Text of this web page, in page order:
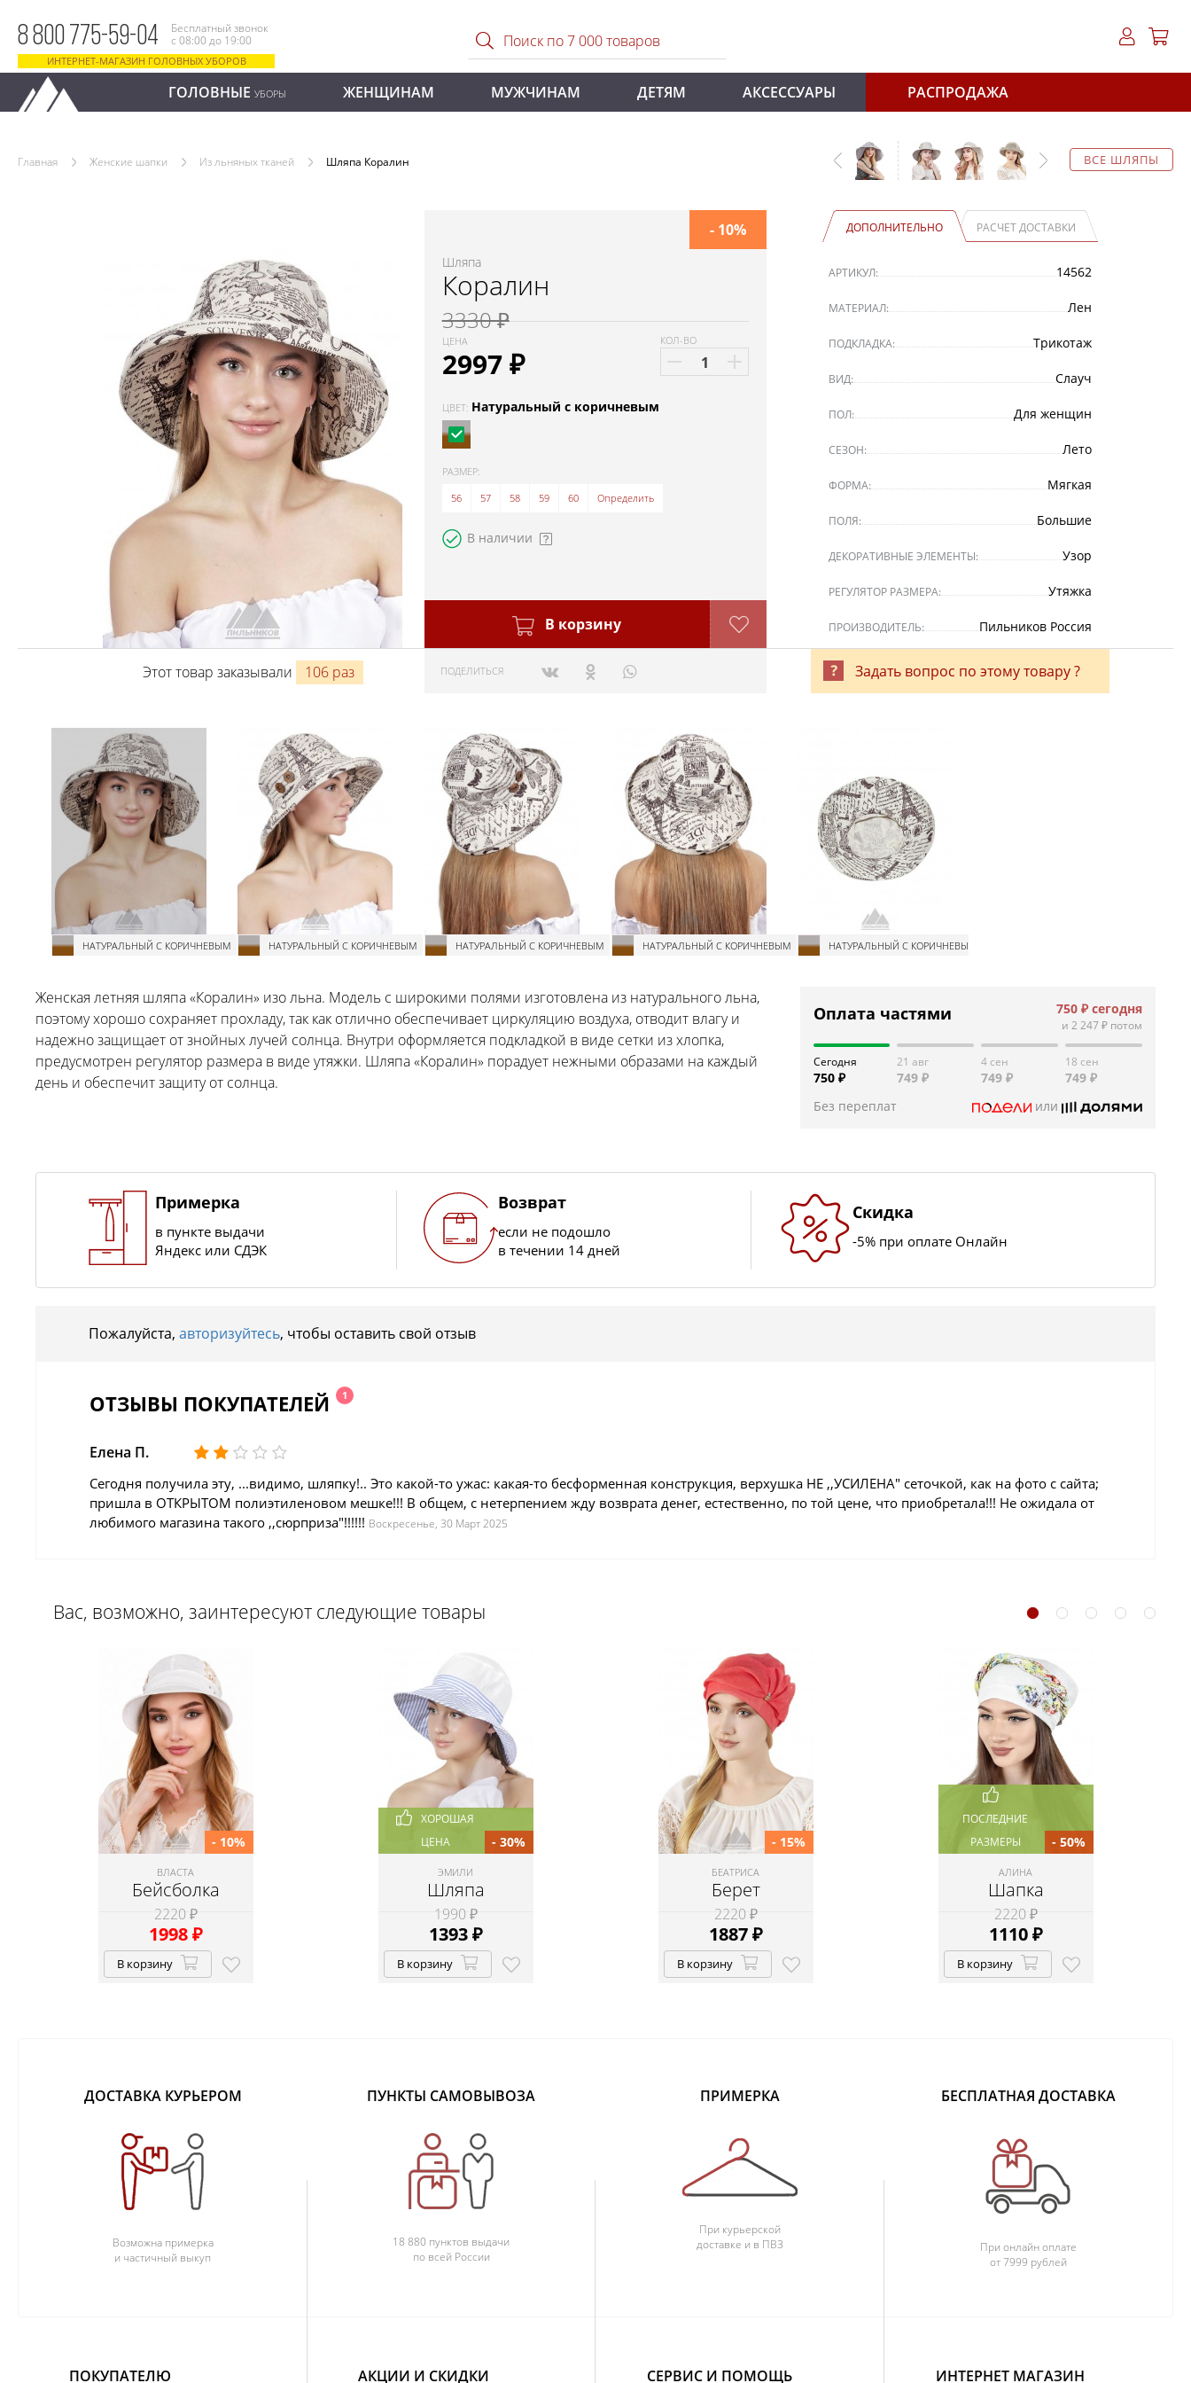
8 800 775-59-04
Бесплатный звонок
с 08:00 до 19:00
ИНТЕРНЕТ-МАГАЗИН ГОЛОВНЫХ УБОРОВ
ГОЛОВНЫЕ УБОРЫ ЖЕНЩИНАМ МУЖЧИНАМ ДЕТЯМ АКСЕССУАРЫ РАСПРОДАЖА
ВСЕ ШЛЯПЫ
Главная Женские шапки Из льняных тканей Шляпа Коралин
Шляпа
Коралин
3330 ₽
ЦЕНА
2997₽
- 10%
КОЛ-ВО
ЦВЕТ: Натуральный с коричневым
РАЗМЕР:
56
57 58 59 60 Определить
В наличии
В корзину
ПОДЕЛИТЬСЯ
ДОПОЛНИТЕЛЬНО РАСЧЕТ ДОСТАВКИ
АРТИКУЛ: 14562
МАТЕРИАЛ: Лен
ПОДКЛАДКА: Трикотаж
ВИД: Слауч
ПОЛ: Для женщин
СЕЗОН: Лето
ФОРМА: Мягкая
ПОЛЯ: Большие
ДЕКОРАТИВНЫЕ ЭЛЕМЕНТЫ: Узор
РЕГУЛЯТОР РАЗМЕРА: Утяжка
ПРОИЗВОДИТЕЛЬ: Пильников Россия
Этот товар заказывали 106 раз Задать вопрос по этому товару ?
НАТУРАЛЬНЫЙ С КОРИЧНЕВЫМ НАТУРАЛЬНЫЙ С КОРИЧНЕВЫМ НАТУРАЛЬНЫЙ С КОРИЧНЕВЫМ НАТУРАЛЬНЫЙ С КОРИЧНЕВЫМ НАТУРАЛЬНЫЙ С КОРИЧНЕВЫМ
Женская летняя шляпа «Коралин» изо льна. Модель с широкими полями изготовлена из натурального льна,
поэтому хорошо сохраняет прохладу, так как отлично обеспечивает циркуляцию воздуха, отводит влагу и
надежно защищает от знойных лучей солнца. Внутри оформляется подкладкой в виде сетки из хлопка,
предусмотрен регулятор размера в виде утяжки. Шляпа «Коралин» порадует нежными образами на каждый
день и обеспечит защиту от солнца.
Оплата частями 750 ₽сегодня
и 2 247 ₽потом
Сегодня
750 ₽
21 авг
749 ₽
4 сен
749 ₽
18 сен
749 ₽
Без переплат
или
Примерка
в пункте выдачи
Яндекс или СДЭК
Возврат
если не подошло
в течении 14 дней
Скидка
-5% при оплате Онлайн
Пожалуйста, авторизуйтесь, чтобы оставить свой отзыв
ОТЗЫВЫ ПОКУПАТЕЛЕЙ 1
Елена П.
Сегодня получила эту, ...видимо, шляпку!.. Это какой-то ужас: какая-то бесформенная конструкция, верхушка НЕ ,,УСИЛЕНА" сеточкой, как на фото с сайта;
пришла в ОТКРЫТОМ полиэтиленовом мешке!!! В общем, с нетерпением жду возврата денег, естественно, по той цене, что приобретала!!! Не ожидала от
любимого магазина такого ,,сюрприза"!!!!!! Воскресенье, 30 Март 2025
Вас, возможно, заинтересуют следующие товары
ВЛАСТА
Бейсболка
2220 ₽
1998₽
- 10%
В корзину
ХОРОШАЯ
ЦЕНА
ЭМИЛИ
Шляпа
1990 ₽
1393₽
- 30%
В корзину
БЕАТРИСА
Берет
2220 ₽
1887₽
- 15%
В корзину
ПОСЛЕДНИЕ
РАЗМЕРЫ
АЛИНА
Шапка
2220 ₽
1110₽
- 50%
В корзину
ДОСТАВКА КУРЬЕРОМ
Возможна примерка
и частичный выкуп
ПУНКТЫ САМОВЫВОЗА
18 880 пунктов выдачи
по всей России
ПРИМЕРКА
При курьерской
доставке и в ПВЗ
БЕСПЛАТНАЯ ДОСТАВКА
При онлайн оплате
от 7999 рублей
ПОКУПАТЕЛЮ АКЦИИ И СКИДКИ СЕРВИС И ПОМОЩЬ ИНТЕРНЕТ МАГАЗИН